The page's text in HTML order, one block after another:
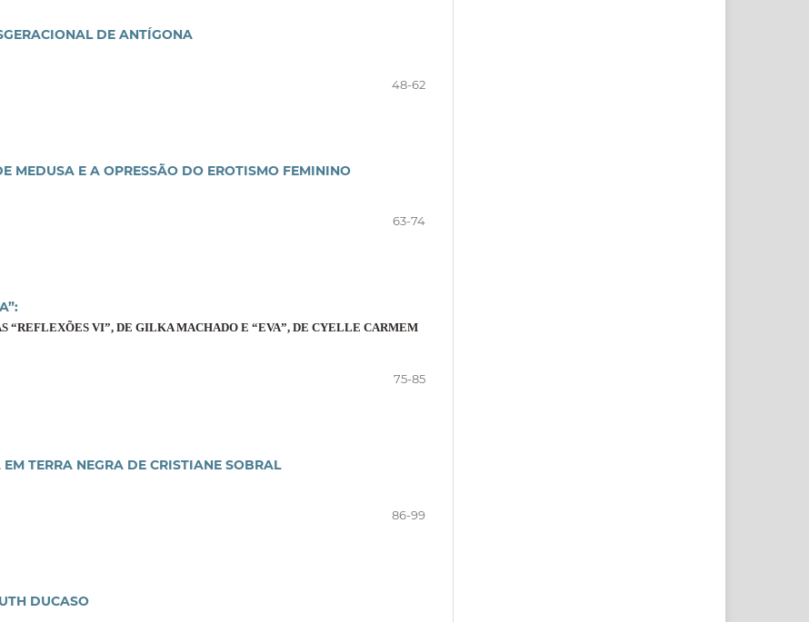
DE ANTÍGONA
48-62
MEDUSA E A OPRESSÃO DO EROTISMO FEMININO
63-74
“REFLEXÕES VI”, DE GILKA MACHADO E “EVA”, DE CYELLE CARMEM
75-85
TERRA NEGRA DE CRISTIANE SOBRAL
86-99
DUCASO